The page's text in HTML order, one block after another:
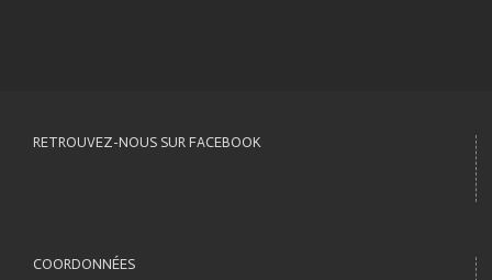
RETROUVEZ-NOUS SUR FACEBOOK
COORDONNÉES